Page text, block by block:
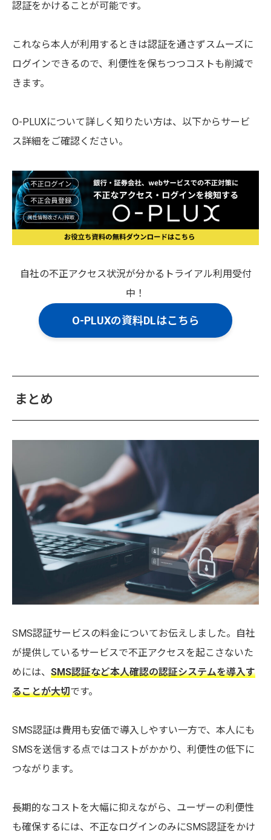
認証をかけることが可能です。
これなら本人が利用するときは認証を通さずスムーズに
ログインできるので、利便性を保ちつつコストも削減で
きます。
O-PLUXについて詳しく知りたい方は、以下からサービ
ス詳細をご確認ください。
自社の不正アクセス状況が分かるトライアル利用受付
中！
O-PLUXの資料DLはこちら
まとめ
SMS認証サービスの料金についてお伝えしました。自社
が提供しているサービスで不正アクセスを起こさないた
めには、 SMS認証など本人確認の認証システムを導入す
ることが大切です。
SMS認証は費用も安価で導入しやすい一方で、本人にも
SMSを送信する点ではコストがかかり、利便性の低下に
つながります。
長期的なコストを大幅に抑えながら、ユーザーの利便性
も確保するには、不正なログインのみにSMS認証をかけ